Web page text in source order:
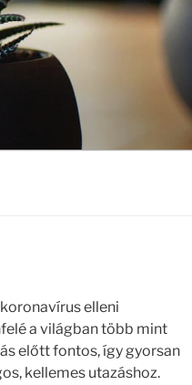
elleni
a világban több mint
előtt fontos, így gyorsan
kellemes utazáshoz.